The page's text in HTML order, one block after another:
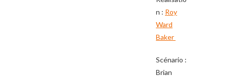
n : Roy
Ward
Baker
Scénario :
Brian